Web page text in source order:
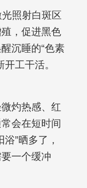
照射白斑区
，促进黑色
沉睡的“色素
工干活。
灼热感、红
会在短时间
”晒多了，
一个缓冲